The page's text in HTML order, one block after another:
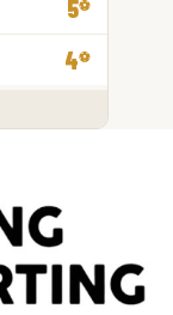
5⚽
4⚽